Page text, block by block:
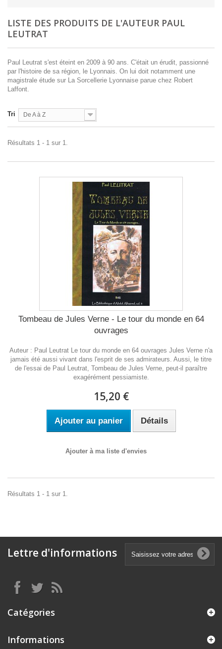
LISTE DES PRODUITS DE L'AUTEUR PAUL
LEUTRAT
Paul Leutrat s'est éteint en 2009 à 90 ans. C'était un érudit, passionné
par l'histoire de sa région, le Lyonnais. On lui doit notamment une
magistrale étude sur La Sorcellerie Lyonnaise parue chez Robert
Laffont.
Tri De A à Z
Résultats 1 - 1 sur 1.
Tombeau de Jules Verne - Le tour du monde en 64
ouvrages
Auteur : Paul Leutrat Le tour du monde en 64 ouvrages Jules Verne n'a
jamais été aussi vivant dans l'esprit de ses admirateurs. Aussi, le titre
de l'essai de Paul Leutrat, Tombeau de Jules Verne, peut-il paraître
exagérément pessiamiste.
15,20 €
Ajouter au panier Détails
Ajouter à ma liste d'envies
Résultats 1 - 1 sur 1.
Lettre d'informations
Catégories
Informations